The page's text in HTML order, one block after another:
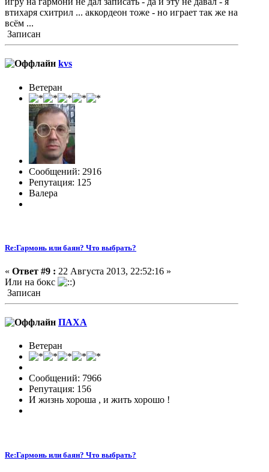
втихаря схитрил ... аккордеон тоже - но играет так же на
всём ...
Записан
kvs
Ветеран
Сообщений: 2916
Репутация: 125
Валера
Re:Гармонь или баян? Что выбрать?
« Ответ #9 : 22 Августа 2013, 22:52:16 »
Или на бокс
Записан
ПАХА
Ветеран
Сообщений: 7966
Репутация: 156
И жизнь хороша , и жить хорошо !
Re:Гармонь или баян? Что выбрать?